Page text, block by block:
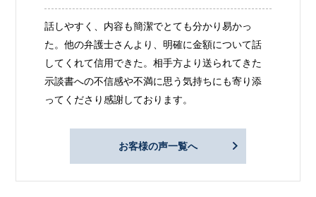
話しやすく、内容も簡潔でとても分かり易かっ
た。他の弁護士さんより、明確に金額について話
してくれて信用できた。相手方より送られてきた
示談書への不信感や不満に思う気持ちにも寄り添
ってくださり感謝しております。
お客様の声一覧へ